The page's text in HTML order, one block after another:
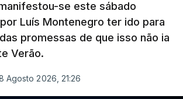
se este sábado
Luís Montenegro ter ido para
promessas de que isso não ia
Verão.
Agosto 2026, 21:26